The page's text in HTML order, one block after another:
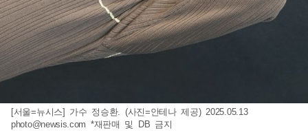
[서울=뉴시스] 가수 정승환. (사진=안테나 제공) 2025.05.13
photo@newsis.com *재판매 및 DB 금지